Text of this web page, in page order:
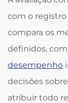
com o registro
compara os
definidos,
desempenho
decisões
atribuir todo